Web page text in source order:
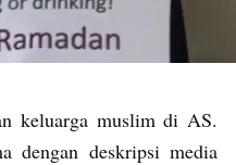
keluarga muslim di AS.
dengan deskripsi media